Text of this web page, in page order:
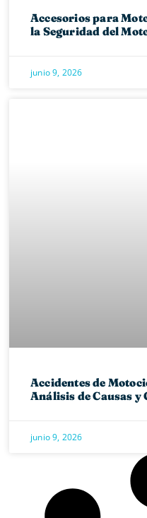
Accesorios para
la Seguridad del
junio 9, 2026
Accidentes de
Análisis de Causas y
junio 9, 2026